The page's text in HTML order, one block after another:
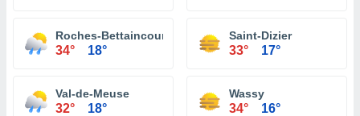
Roches-Bettaincourt
34° 18°
Saint-Dizier
33° 17°
Val-de-Meuse
32° 18°
Wassy
34° 16°